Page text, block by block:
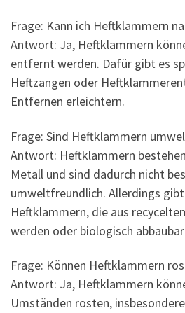
Frage: Kann ich Heftklammern
Antwort: Ja, Heftklammern
entfernt werden. Dafür gibt es
Heftzangen oder
Entfernen erleichtern.
Frage: Sind Heftklammern
Antwort: Heftklammern
Metall und sind dadurch nicht
umweltfreundlich. Allerdings
Heftklammern, die aus
werden oder biologisch
Frage: Können Heftklammern
Antwort: Ja, Heftklammern
Umständen rosten,